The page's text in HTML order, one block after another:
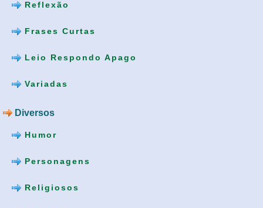
Reflexão
Frases Curtas
Leio Respondo Apago
Variadas
Diversos
Humor
Personagens
Religiosos